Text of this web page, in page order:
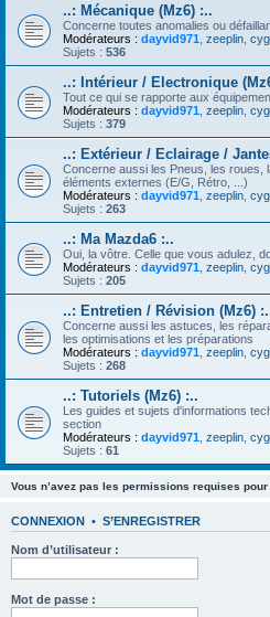
..: Mécanique (Mz6) :..
Concerne toutes anomalies ou
Modérateurs : dayvid971 zeeplin
Sujets : 536
..: Intérieur / Electronique
Tout ce qui se rapporte aux
Modérateurs : dayvid971 zeeplin
Sujets : 379
..: Extérieur / Eclairage /
Concerne aussi les Pneus, les roues,
éléments externes (E/G, Rétro, ...)
Modérateurs : dayvid971 zeeplin
Sujets : 263
..: Ma Mazda6 :..
Oui, la vôtre. Celle que vous adulez,
Modérateurs : dayvid971 zeeplin
Sujets : 205
..: Entretien / Révision (Mz6)
Concerne aussi les astuces, les
les optimisations et les préparations
Modérateurs : dayvid971 zeeplin
Sujets : 268
..: Tutoriels (Mz6) :..
Les guides et sujets d'informations
section
Modérateurs : dayvid971 zeeplin
Sujets : 61
Vous n’avez pas les permissions requises
CONNEXION • S’ENREGISTRER
Nom d’utilisateur :
Mot de passe :